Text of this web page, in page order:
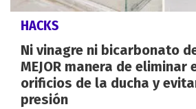
HACKS
Ni vinagre ni bicarbonato
MEJOR manera de
orificios de la ducha y evitar
presión